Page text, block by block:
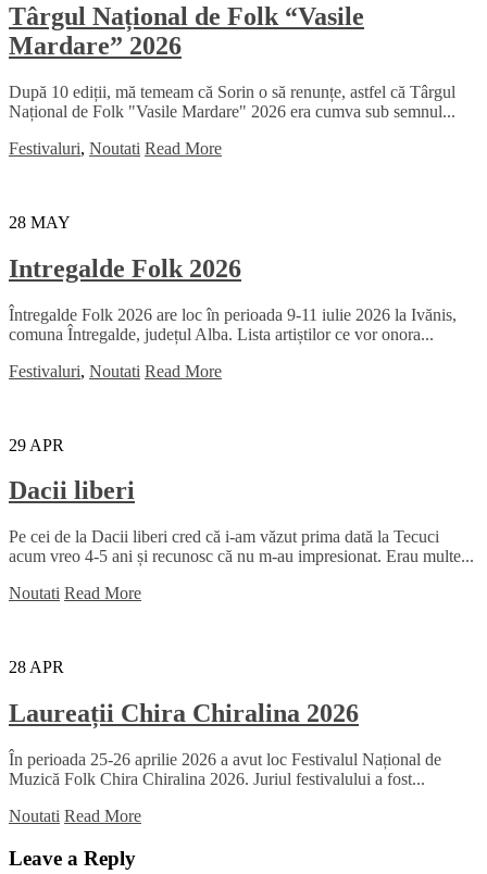
Târgul Național de Folk “Vasile
Mardare” 2026
După 10 ediții, mă temeam că Sorin o să renunțe, astfel că Târgul
Național de Folk "Vasile Mardare" 2026 era cumva sub semnul...
Festivaluri, Noutati Read More
28 MAY
Intregalde Folk 2026
Întregalde Folk 2026 are loc în perioada 9-11 iulie 2026 la Ivănis,
comuna Întregalde, județul Alba. Lista artiștilor ce vor onora...
Festivaluri, Noutati Read More
29 APR
Dacii liberi
Pe cei de la Dacii liberi cred că i-am văzut prima dată la Tecuci
acum vreo 4-5 ani și recunosc că nu m-au impresionat. Erau multe...
Noutati Read More
28 APR
Laureații Chira Chiralina 2026
În perioada 25-26 aprilie 2026 a avut loc Festivalul Național de
Muzică Folk Chira Chiralina 2026. Juriul festivalului a fost...
Noutati Read More
Leave a Reply